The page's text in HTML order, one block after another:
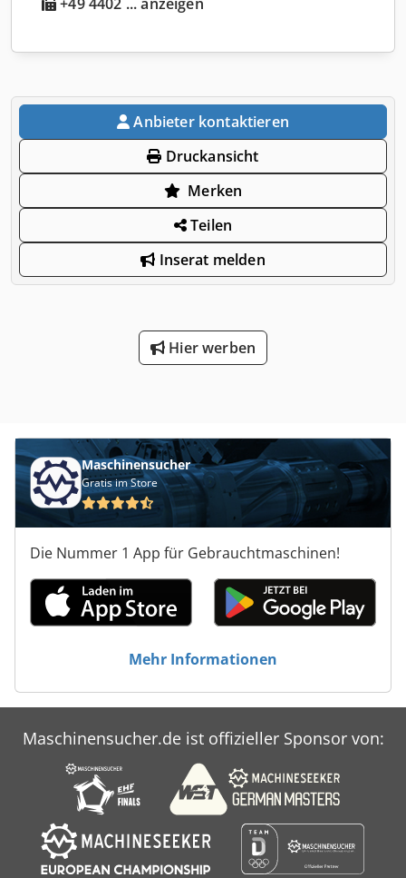
Anbieter kontaktieren
Druckansicht
Merken
Teilen
Inserat melden
Hier werben
Maschinensucher
Gratis im Store
Die Nummer 1 App für Gebrauchtmaschinen!
Mehr Informationen
Maschinensucher.de ist offizieller Sponsor von: